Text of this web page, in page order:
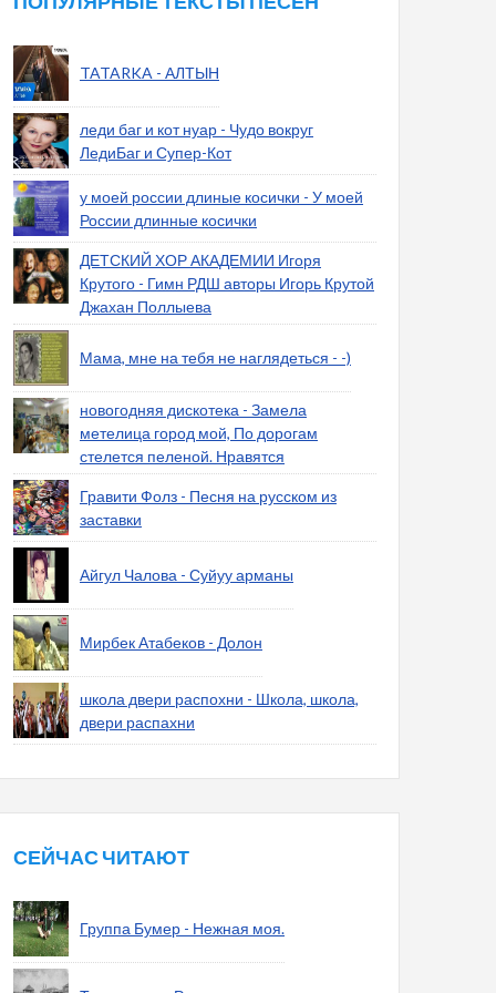
TATARKA - АЛТЫН
леди баг и кот нуар - Чудо вокруг
ЛедиБаг и Супер-Кот
у моей россии длиные косички - У моей
России длинные косички
ДЕТСКИЙ ХОР АКАДЕМИИ Игоря
Крутого - Гимн РДШ авторы Игорь Крутой
Джахан Поллыева
Мама, мне на тебя не наглядеться - -)
новогодняя дискотека - Замела
метелица город мой, По дорогам
стелется пеленой. Нравятся
Гравити Фолз - Песня на русском из
заставки
Айгул Чалова - Суйуу арманы
Мирбек Атабеков - Долон
школа двери распохни - Школа, школа,
двери распахни
СЕЙЧАС ЧИТАЮТ
Группа Бумер - Нежная моя.